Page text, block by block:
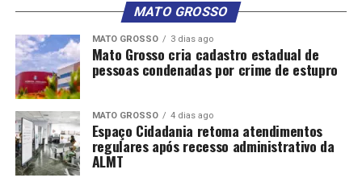
MATO GROSSO
MATO GROSSO 3 dias ago
Mato Grosso cria cadastro estadual de
pessoas condenadas por crime de estupro
MATO GROSSO 4 dias ago
Espaço Cidadania retoma atendimentos
regulares após recesso administrativo da
ALMT